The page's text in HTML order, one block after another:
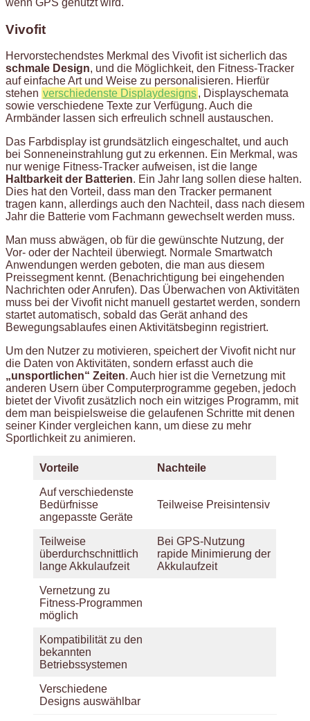
Vivofit
Hervorstechendstes Merkmal des Vivofit ist sicherlich das
schmale Design, und die Möglichkeit, den Fitness-Tracker
auf einfache Art und Weise zu personalisieren. Hierfür
stehen verschiedenste Displaydesigns, Displayschemata
sowie verschiedene Texte zur Verfügung. Auch die
Armbänder lassen sich erfreulich schnell austauschen.
Das Farbdisplay ist grundsätzlich eingeschaltet, und auch
bei Sonneneinstrahlung gut zu erkennen. Ein Merkmal, was
nur wenige Fitness-Tracker aufweisen, ist die lange
Haltbarkeit der Batterien. Ein Jahr lang sollen diese halten.
Dies hat den Vorteil, dass man den Tracker permanent
tragen kann, allerdings auch den Nachteil, dass nach diesem
Jahr die Batterie vom Fachmann gewechselt werden muss.
Man muss abwägen, ob für die gewünschte Nutzung, der
Vor- oder der Nachteil überwiegt. Normale Smartwatch
Anwendungen werden geboten, die man aus diesem
Preissegment kennt. (Benachrichtigung bei eingehenden
Nachrichten oder Anrufen). Das Überwachen von Aktivitäten
muss bei der Vivofit nicht manuell gestartet werden, sondern
startet automatisch, sobald das Gerät anhand des
Bewegungsablaufes einen Aktivitätsbeginn registriert.
Um den Nutzer zu motivieren, speichert der Vivofit nicht nur
die Daten von Aktivitäten, sondern erfasst auch die
„unsportlichen“ Zeiten. Auch hier ist die Vernetzung mit
anderen Usern über Computerprogramme gegeben, jedoch
bietet der Vivofit zusätzlich noch ein witziges Programm, mit
dem man beispielsweise die gelaufenen Schritte mit denen
seiner Kinder vergleichen kann, um diese zu mehr
Sportlichkeit zu animieren.
Vorteile Nachteile
Auf verschiedenste
Bedürfnisse
angepasste Geräte
Teilweise Preisintensiv
Teilweise
überdurchschnittlich
lange Akkulaufzeit
Bei GPS-Nutzung
rapide Minimierung der
Akkulaufzeit
Vernetzung zu
Fitness-Programmen
möglich
Kompatibilität zu den
bekannten
Betriebssystemen
Verschiedene
Designs auswählbar